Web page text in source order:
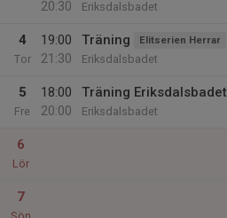
20:30
Eriksdalsbadet
4
Tor
19:00
21:30
Träning Elitserien Herrar
Eriksdalsbadet
5
Fre
18:00
20:00
Träning Eriksdalsbadet
Eriksdalsbadet
6
Lör
7